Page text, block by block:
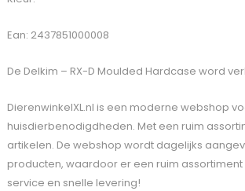
Ean: 2437851000008
De Delkim – RX-D Moulded Hardcase word
DierenwinkelXL.nl is een moderne webshop
huisdierbenodigdheden. Met een ruim
artikelen. De webshop wordt dagelijks
producten, waardoor er een ruim
service en snelle levering!